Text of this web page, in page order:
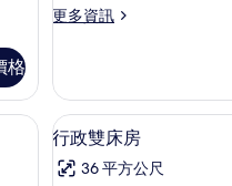
格
大
單
床)
的
更多資訊
更
三
人
房
(一
大
、書桌、遮光布/窗簾
顯
示
6
行政雙床房
36 平方公尺